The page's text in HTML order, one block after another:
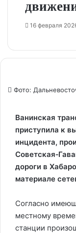
16 февраля
Фото:
Ванинская
приступила к
инцидента,
дороги в
материале
Согласно
местному
станции